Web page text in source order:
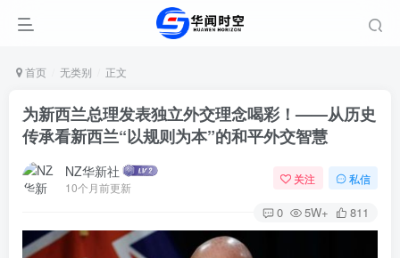
首页 无类别 正文
为新西兰总理发表独立外交理念喝彩！——从历史
传承看新西兰“以规则为本”的和平外交智慧
NZ华新社
10个月前更新
关注 私信
0 5W+ 811